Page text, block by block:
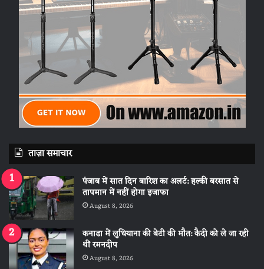
ताज़ा समाचार
पंजाब में सात दिन बारिश का अलर्ट: हल्की बरसात से
तापमान में नहीं होगा इजाफा
August 8, 2026
कनाडा में लुधियाना की बेटी की माैत: कैदी को ले जा रही
थीं रमनदीप
August 8, 2026